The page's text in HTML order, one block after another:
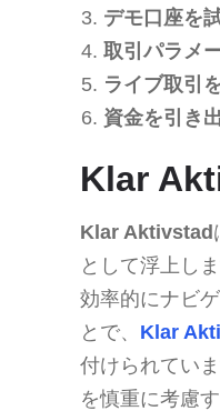
デモ口座を
取引パラメ
ライブ取引
資金を引き
Klar
Klar Aktivstad
として浮上し
効率的にナビ
とで、 Klar
付けられてい
を慎重に考慮